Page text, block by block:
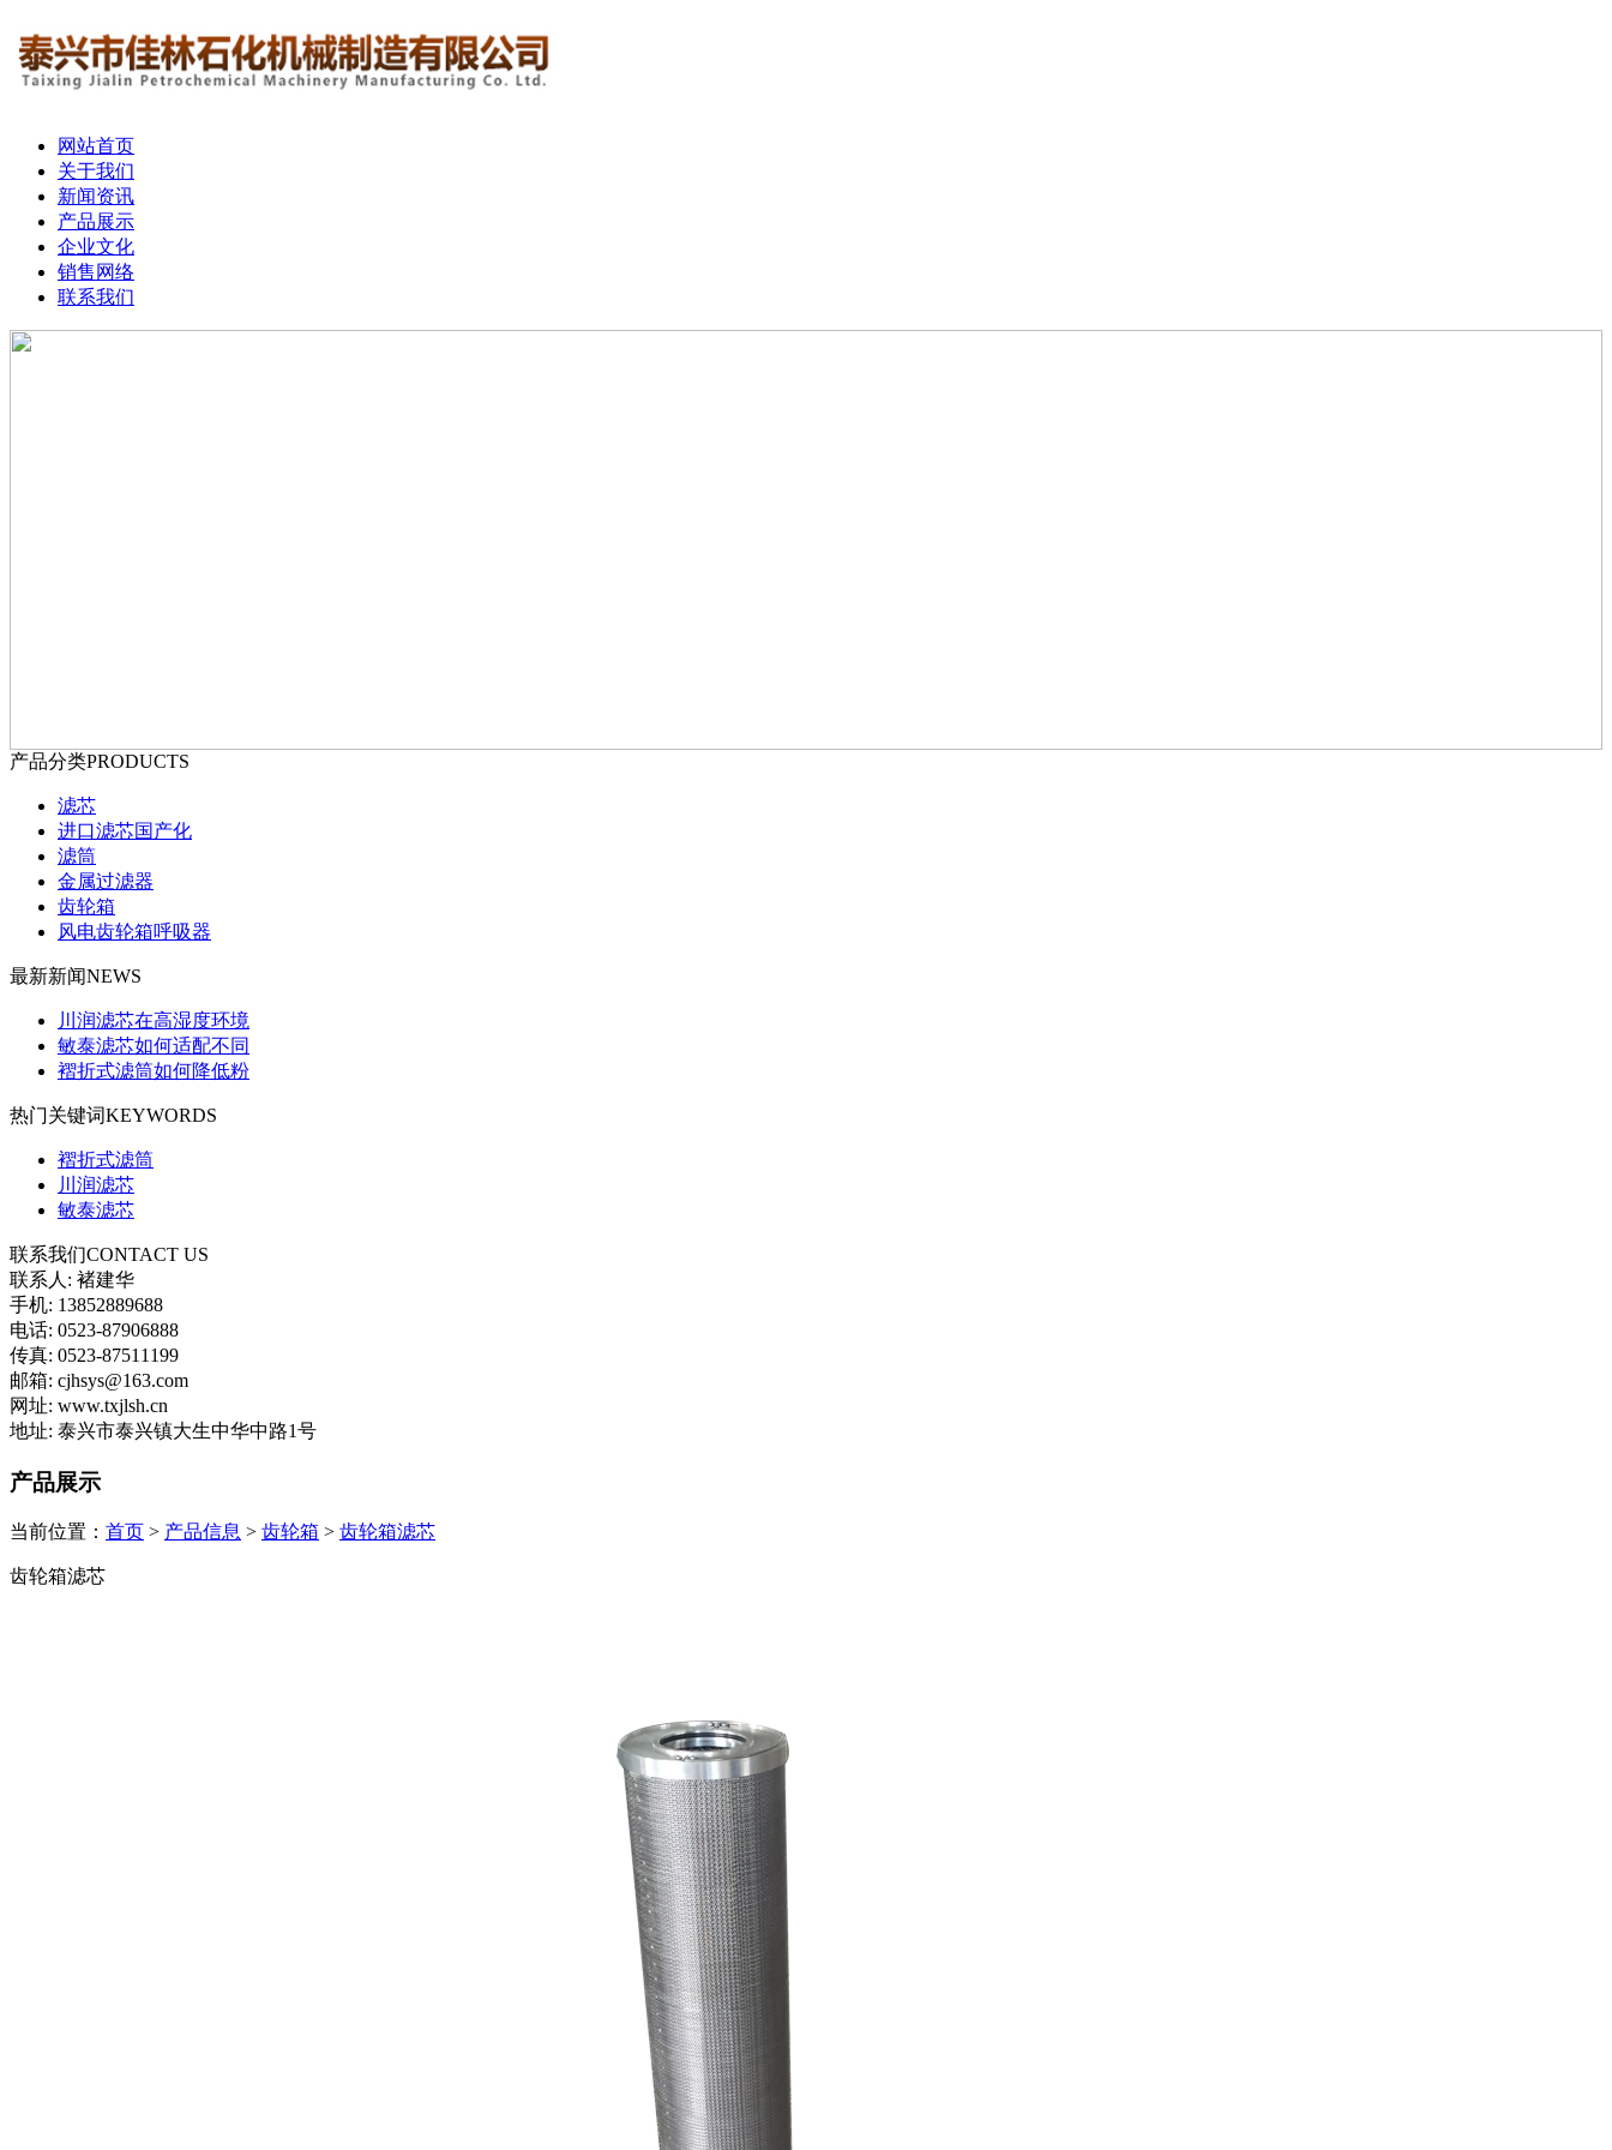
网站首页
关于我们
新闻资讯
产品展示
企业文化
销售网络
联系我们
产品分类PRODUCTS
滤芯
进口滤芯国产化
滤筒
金属过滤器
齿轮箱
风电齿轮箱呼吸器
最新新闻NEWS
川润滤芯在高湿度环境
敏泰滤芯如何适配不同
褶折式滤筒如何降低粉
热门关键词KEYWORDS
褶折式滤筒
川润滤芯
敏泰滤芯
联系我们CONTACT US
联系人: 褚建华
手机: 13852889688
电话: 0523-87906888
传真: 0523-87511199
邮箱: cjhsys@163.com
网址: www.txjlsh.cn
地址: 泰兴市泰兴镇大生中华中路1号
产品展示
当前位置： 首页 > 产品信息 > 齿轮箱 > 齿轮箱滤芯
齿轮箱滤芯